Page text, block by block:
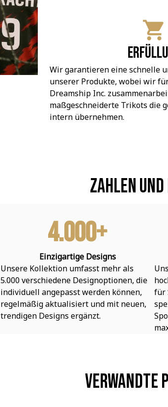
Wir garantieren eine schnelle
unserer Produkte, wobei wir
Dreamship Inc.
maßgeschneiderte Trikots die
intern übernehmen.
Zahlen
4.000+
Einzigartige Designs
Unsere Kollektion umfasst mehr als
5.000 verschiedene Designoptionen, die
individuell angepasst werden können,
regelmäßig aktualisiert und mit neuen,
trendigen Designs ergänzt.
für
Verwandte